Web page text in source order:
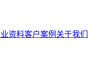
资料客户案例 关于我们